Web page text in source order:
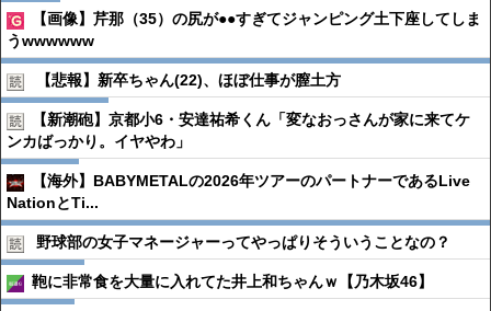
【画像】芹那（35）の尻が●●すぎてジャンピング土下座してしま
うwwwwww
【悲報】新卒ちゃん(22)、ほぼ仕事が膣土方
【新潮砲】京都小6・安達祐希くん「変なおっさんが家に来てケ
ンカばっかり。イヤやわ」
【海外】BABYMETALの2026年ツアーのパートナーであるLive
NationとTi...
野球部の女子マネージャーってやっぱりそういうことなの？
鞄に非常食を大量に入れてた井上和ちゃんｗ【乃木坂46】